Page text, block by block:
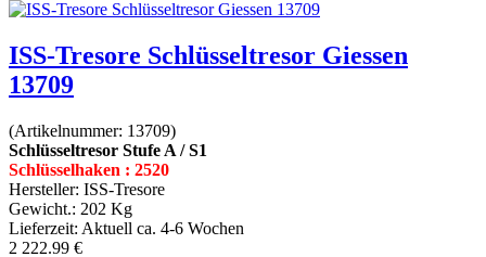
ISS-Tresore Schlüsseltresor Giessen
13709
(Artikelnummer: 13709)
Schlüsseltresor Stufe A / S1
Schlüsselhaken : 2520
Hersteller: ISS-Tresore
Gewicht.: 202 Kg
Lieferzeit: Aktuell ca. 4-6 Wochen
2 222.99 €